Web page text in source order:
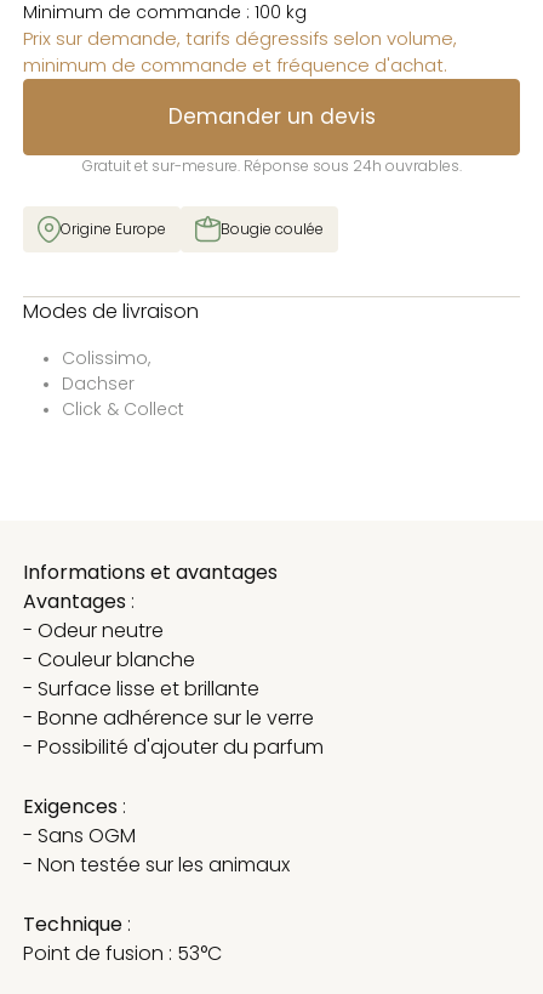
Minimum de commande : 100 kg
Prix sur demande, tarifs dégressifs selon volume,
minimum de commande et fréquence d'achat.
Demander un devis
Gratuit et sur-mesure. Réponse sous 24h ouvrables.
Origine Europe Bougie coulée
Modes de livraison
Colissimo,
Dachser
Click & Collect
Informations et avantages
Avantages :
- Odeur neutre
- Couleur blanche
- Surface lisse et brillante
- Bonne adhérence sur le verre
- Possibilité d'ajouter du parfum
Exigences :
- Sans OGM
- Non testée sur les animaux
Technique :
Point de fusion : 53°C